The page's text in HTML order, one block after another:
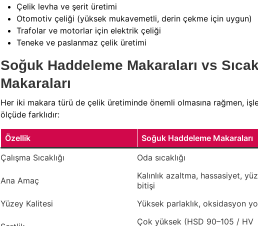
Çelik levha ve şerit üretimi
Otomotiv çeliği (yüksek mukavemetli, derin çekme için uygun)
Trafolar ve motorlar için elektrik çeliği
Teneke ve paslanmaz çelik üretimi
Soğuk Haddeleme Makaraları vs
Makaraları
Her iki makara türü de çelik üretiminde önemli olmasına rağmen,
ölçüde farklıdır:
Özellik Soğuk Haddeleme Makaraları
Çalışma Sıcaklığı
Oda sıcaklığı
Ana Amaç
Kalınlık azaltma, hassasiyet,
bitişi
Yüzey Kalitesi
Yüksek parlaklık, oksidasyon
Çok yüksek (HSD 90–105 / HV